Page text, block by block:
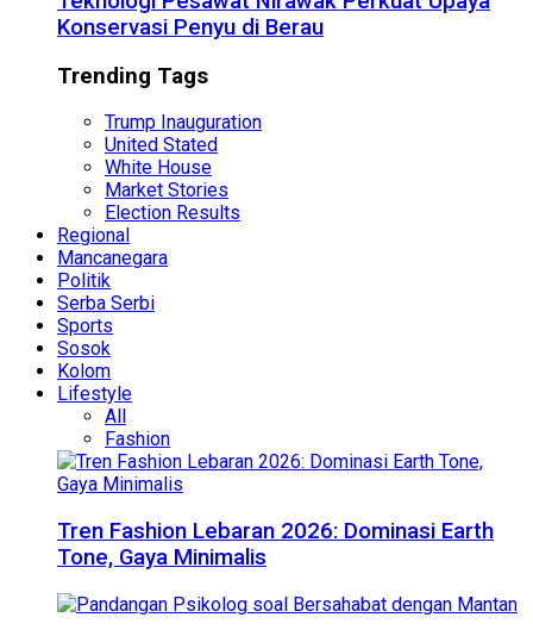
Konservasi Penyu di Berau
Trending Tags
Trump Inauguration
United Stated
White House
Market Stories
Election Results
Regional
Mancanegara
Politik
Serba Serbi
Sports
Sosok
Kolom
Lifestyle
All
Fashion
Tren Fashion Lebaran 2026: Dominasi Earth
Tone, Gaya Minimalis